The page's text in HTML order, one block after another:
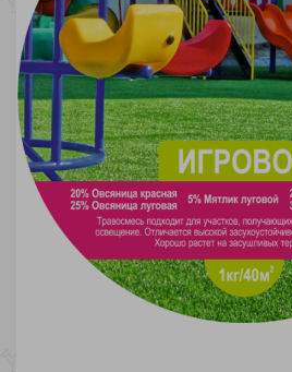
Склады
Вид упаковки
Вид овощей
Вид цветов
Торговая марка
Зелени/пряности/леч.травы: вид
Тип цветов (срок жизни)